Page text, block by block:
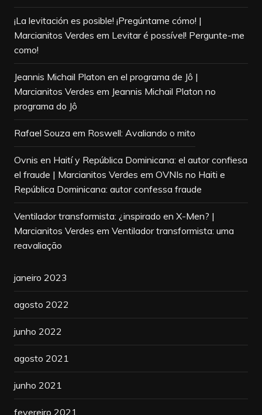
¡La levitación es posible! ¡Pregúntame cómo! |
Marcianitos Verdes em Levitar é possível! Pergunte-me
como!
Jeannis Michail Platon en el programa de Jô |
Marcianitos Verdes em Jeannis Michail Platon no
programa do Jô
Rafael Souza em Roswell: Avaliando o mito
Ovnis en Haití y República Dominicana: el autor confiesa
el fraude | Marcianitos Verdes em OVNIs no Haiti e
República Dominicana: autor confessa fraude
Ventilador transformista: ¿inspirado en X-Men? |
Marcianitos Verdes em Ventilador transformista: uma
reavaliação
janeiro 2023
agosto 2022
junho 2022
agosto 2021
junho 2021
fevereiro 2021